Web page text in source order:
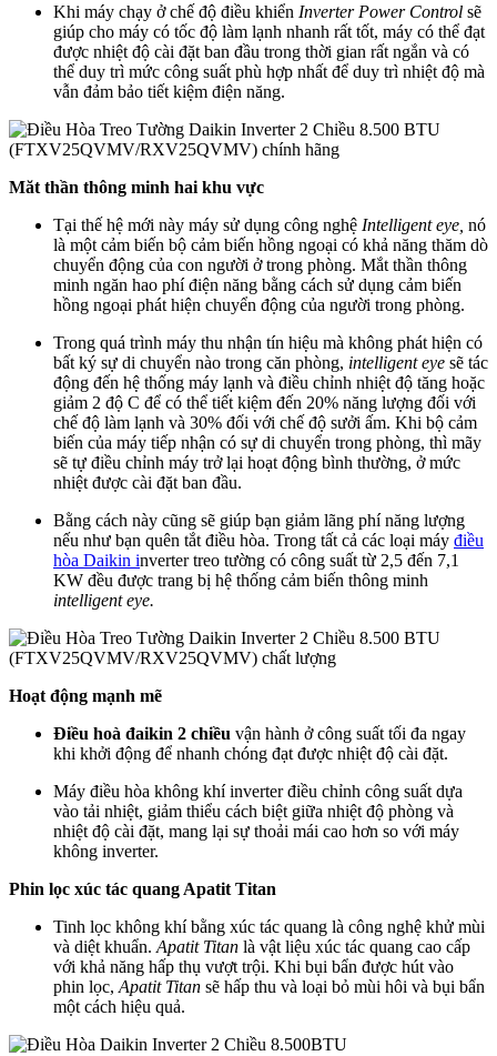
Khi máy chạy ở chế độ điều khiển Inverter Power Control sẽ
giúp cho máy có tốc độ làm lạnh nhanh rất tốt, máy có thể đạt
được nhiệt độ cài đặt ban đầu trong thời gian rất ngắn và có
thể duy trì mức công suất phù hợp nhất để duy trì nhiệt độ mà
vẫn đảm bảo tiết kiệm điện năng.
Măt thần thông minh hai khu vực
Tại thế hệ mới này máy sử dụng công nghệ Intelligent eye, nó
là một cảm biến bộ cảm biến hồng ngoại có khả năng thăm dò
chuyển động của con người ở trong phòng. Mắt thần thông
minh ngăn hao phí điện năng bằng cách sử dụng cảm biến
hồng ngoại phát hiện chuyển động của người trong phòng.
Trong quá trình máy thu nhận tín hiệu mà không phát hiện có
bất ký sự di chuyển nào trong căn phòng, intelligent eye sẽ tác
động đến hệ thống máy lạnh và điều chỉnh nhiệt độ tăng hoặc
giảm 2 độ C để có thể tiết kiệm đến 20% năng lượng đối với
chế độ làm lạnh và 30% đối với chế độ sưởi ấm. Khi bộ cảm
biến của máy tiếp nhận có sự di chuyển trong phòng, thì mãy
sẽ tự điều chỉnh máy trở lại hoạt động bình thường, ở mức
nhiệt được cài đặt ban đầu.
Bằng cách này cũng sẽ giúp bạn giảm lãng phí năng lượng
nếu như bạn quên tắt điều hòa. Trong tất cả các loại máy điều
hòa Daikin inverter treo tường có công suất từ 2,5 đến 7,1
KW đều được trang bị hệ thống cảm biến thông minh
intelligent eye.
Hoạt động mạnh mẽ
Điều hoà đaikin 2 chiều vận hành ở công suất tối đa ngay
khi khởi động để nhanh chóng đạt được nhiệt độ cài đặt.
Máy điều hòa không khí inverter điều chỉnh công suất dựa
vào tải nhiệt, giảm thiểu cách biệt giữa nhiệt độ phòng và
nhiệt độ cài đặt, mang lại sự thoải mái cao hơn so với máy
không inverter.
Phin lọc xúc tác quang Apatit Titan
Tinh lọc không khí bằng xúc tác quang là công nghệ khử mùi
và diệt khuẩn. Apatit Titan là vật liệu xúc tác quang cao cấp
với khả năng hấp thụ vượt trội. Khi bụi bẩn được hút vào
phin lọc, Apatit Titan sẽ hấp thu và loại bỏ mùi hôi và bụi bẩn
một cách hiệu quả.